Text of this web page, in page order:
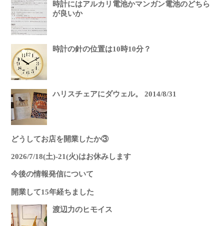
時計にはアルカリ電池かマンガン電池のどちら
が良いか
時計の針の位置は10時10分？
ハリスチェアにダウェル。 2014/8/31
どうしてお店を開業したか③
2026/7/18(土)-21(火)はお休みします
今後の情報発信について
開業して15年経ちました
渡辺力のヒモイス